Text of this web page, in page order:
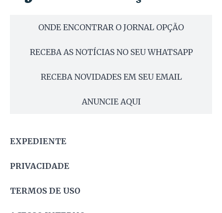
ONDE ENCONTRAR O JORNAL OPÇÃO
RECEBA AS NOTÍCIAS NO SEU WHATSAPP
RECEBA NOVIDADES EM SEU EMAIL
ANUNCIE AQUI
EXPEDIENTE
PRIVACIDADE
TERMOS DE USO